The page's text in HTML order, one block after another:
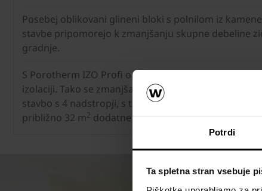
Potrdi
Ta spletna stran vsebuje
Posebej oblikovani glineni bloki s polnilom iz
stavbe pripomorejo k zmanjšanju skupne debeline
gradnje.
S Porotherm IZO Profi opeko se zmanjša ali povsem
izolaciji. Tako se zmanjša skupna debelina zidu tudi
stavbo s 4 nadstropji, s tlorisno površino 400 m
približno 32 m2 dodatne uporabne površine v stavbi.